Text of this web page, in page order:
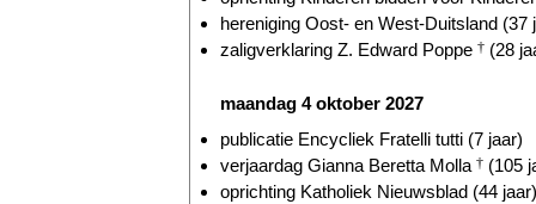
hereniging Oost- en West-Duitsland (37
zaligverklaring Z. Edward Poppe † (28
maandag 4 oktober 2027
publicatie Encycliek Fratelli tutti (7 jaar)
verjaardag Gianna Beretta Molla † (105
oprichting Katholiek Nieuwsblad (44 jaar)